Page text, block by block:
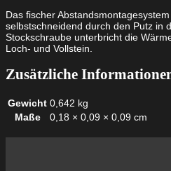
Das fischer
selbstschneidend durch den Putz in
Stockschraube unterbricht die
Loch- und Vollstein.
Zusätzliche
Gewicht 0,642 kg
Maße
0,18 × 0,09 × 0,09 cm